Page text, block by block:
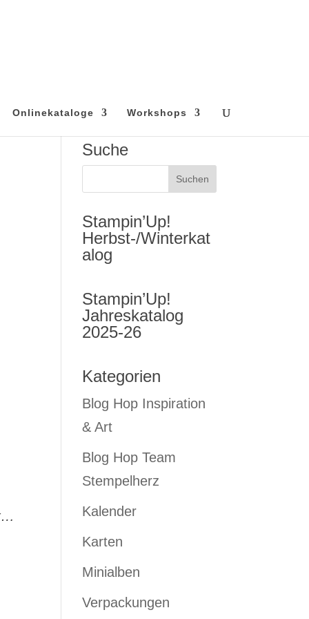
Onlinekataloge Workshops
Suche
Stampin’Up!
Herbst-/Winterkat
alog
Stampin’Up!
Jahreskatalog
2025-26
Kategorien
Blog Hop Inspiration
& Art
Blog Hop Team
Stempelherz
Kalender
Karten
Minialben
Verpackungen